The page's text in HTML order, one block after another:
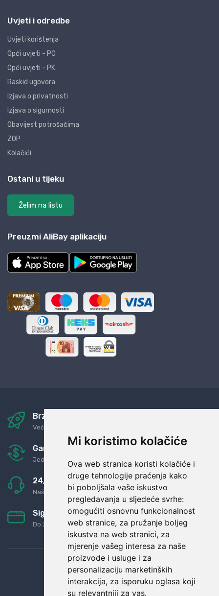
Mi koristimo kolačiće
Ova web stranica koristi kolačiće i
druge tehnologije praćenja kako
bi poboljšala vaše iskustvo
pregledavanja u sljedeće svrhe:
omogućiti osnovnu funkcionalnost
web stranice, za pružanje boljeg
iskustva na web stranici, za
mjerenje vašeg interesa za naše
proizvode i usluge i za
personalizaciju marketinških
interakcija, za isporuku oglasa koji
su relevantniji za vas.
Uvjeti i odredbe
Uvjeti korištenja
Opći uvjeti - PO
Opći uvjeti - PK
Raskid ugovora
Izjava o privatnosti
Izjava o sigurnosti
Obavijest potrošačima
ZOP
Kolačići
Ostani u tijeku
Želim na listu
Preuzmi AliBay aplikaciju
Brza i sigurna dostava
Već za nekoliko dana kod vas
Garancija u povrat novaca
Jednostavno pravilo: Roba za novac
24/7 odlična podrška
Naši agenti uvijek na raspolaganju
Sigurno obročno plaćanje
Do 24 rata bez kamata